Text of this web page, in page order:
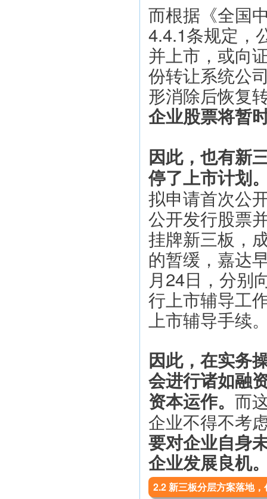
而根据《全国
4.4.1条规定，
并上市，或向
份转让系统公
形消除后恢复
企业股票将暂
因此，也有新
停了上市计划
拟申请首次公
公开发行股票
挂牌新三板，
的暂缓，嘉达
月24日，分别
行上市辅导工
上市辅导手续
因此，在实务
会进行诸如融
资本运作。 而
企业不得不考
要对企业自身
企业发展良机
2.2 新三板分层方案落地